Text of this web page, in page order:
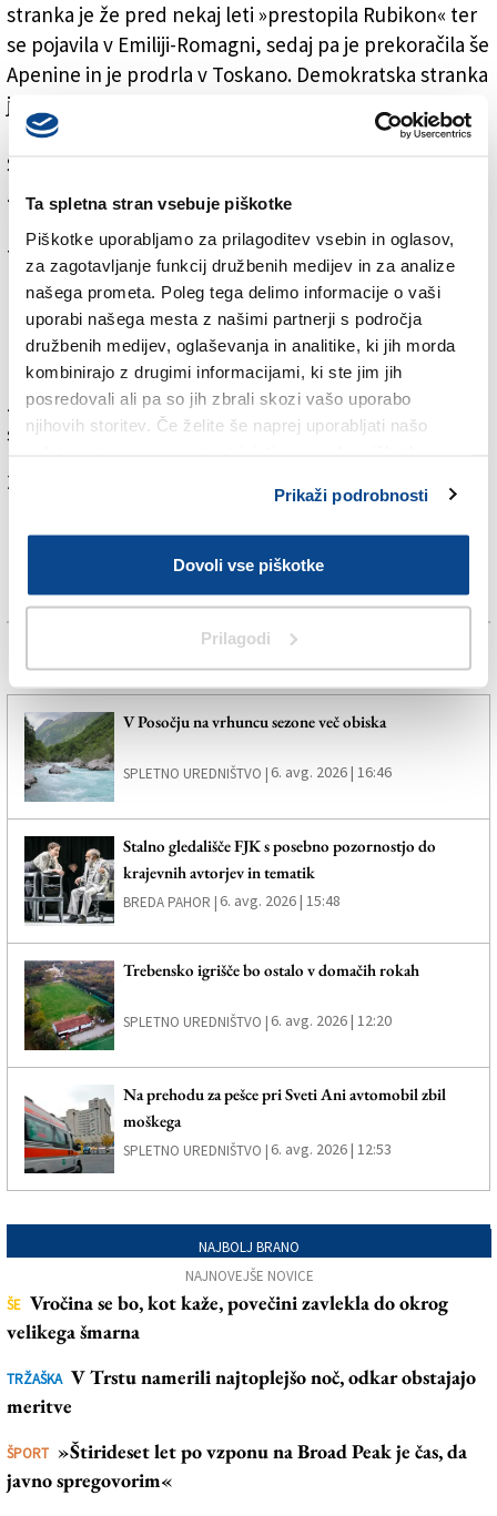
Ta spletna stran vsebuje piškotke
Piškotke uporabljamo za prilagoditev vsebin in oglasov,
za zagotavljanje funkcij družbenih medijev in za analize
našega prometa. Poleg tega delimo informacije o vaši
uporabi našega mesta z našimi partnerji s področja
družbenih medijev, oglaševanja in analitike, ki jih morda
kombinirajo z drugimi informacijami, ki ste jim jih
posredovali ali pa so jih zbrali skozi vašo uporabo
njihovih storitev. Če želite še naprej uporabljati našo
Prikaži podrobnosti
Dovoli vse piškotke
Prilagodi
stranka je že pred nekaj leti »prestopila Rubikon« ter
se pojavila v Emiliji-Romagni, sedaj pa je prekoračila še
Apenine in je prodrla v Toskano. Demokratska stranka
je tukaj doživela polom, med sabo sprte leve stranke
pa so dejansko izginile že prej. Prelepa in bogata
Siena je zrcalo krize DS in leve sredine na sploh.
Znani italijanski pisatelj Giuseppe Berto je v svojem
telesne in duhovne bolečine, vprašanja čemu takšna
bolečina pa so v glavnem zanj ostala brez odgovora.
Podobno velja danes za DS, italijansko levo sredino in
levico. Vse tri žrejo neke vrste notranji črvi, ki imajo
različna imena in so zelo različnega izvora. Mar ni
zdravil in zdravnikov, ki bi preprečili ta zaton, se
sprašuje Tence.
Za branje in pisanje komentarjev je potrebna prijava
Več novic
V Posočju na vrhuncu sezone več obiska
SPLETNO UREDNIŠTVO |6. avg. 2026 | 16:46
Stalno gledališče FJK s posebno pozornostjo do
krajevnih avtorjev in tematik
BREDA PAHOR | 6. avg. 2026 | 15:48
Trebensko igrišče bo ostalo v domačih rokah
SPLETNO UREDNIŠTVO | 6. avg. 2026 | 12:20
Na prehodu za pešce pri Sveti Ani avtomobil zbil
moškega
SPLETNO UREDNIŠTVO | 6. avg. 2026 | 12:53
NAJBOLJ BRANO
NAJNOVEJŠE NOVICE
ŠE Vročina se bo, kot kaže, povečini zavlekla do okrog
velikega šmarna
TRŽAŠKA V Trstu namerili najtoplejšo noč, odkar obstajajo
meritve
ŠPORT »Štirideset let po vzponu na Broad Peak je čas, da
javno spregovorim«